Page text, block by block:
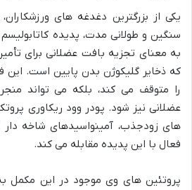
یکی از بزرگترین دغدغه های
سنگین و طولانی مدت، پدیده
به معنای تجزیه بافت عضلانی برای
که ذخایر گلیکوژن بدن پایین است. این
را متوقف می کند، بلکه می تواند
عضلانی نیز شود. پودر وود ریکاوری
فعال با این پدیده مقابله می کند.
پروتئین های وی موجود در این مکمل